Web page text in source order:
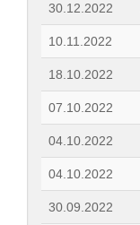
30.12.2022
10.11.2022
18.10.2022
07.10.2022
04.10.2022
04.10.2022
30.09.2022